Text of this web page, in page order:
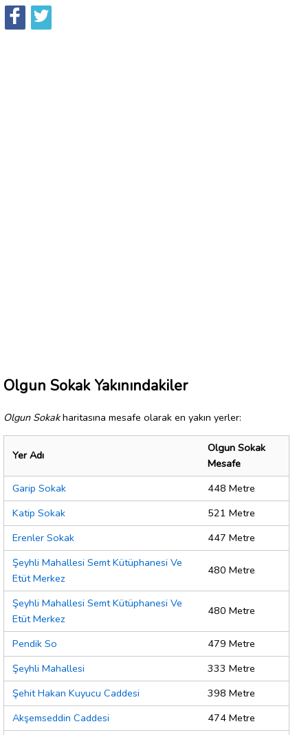
Olgun Sokak Yakınındakiler
Olgun Sokakharitasına mesafe olarak en yakın yerler:
Yer Adı
Olgun Sokak
Mesafe
Garip Sokak
448 Metre
Katip Sokak
521 Metre
Erenler Sokak
447 Metre
Şeyhli Mahallesi Semt Kütüphanesi Ve
Etüt Merkez
480 Metre
Şeyhli Mahallesi Semt Kütüphanesi Ve
Etüt Merkez
480 Metre
Pendik So
479 Metre
Şeyhli Mahallesi
333 Metre
Şehit Hakan Kuyucu Caddesi
398 Metre
Akşemseddin Caddesi
474 Metre